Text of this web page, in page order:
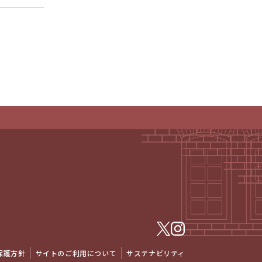
護方針 サイトのご利用について サステナビリティ